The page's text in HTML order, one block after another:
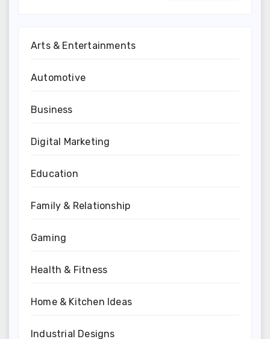
Arts & Entertainments
Automotive
Business
Digital Marketing
Education
Family & Relationship
Gaming
Health & Fitness
Home & Kitchen Ideas
Industrial Designs